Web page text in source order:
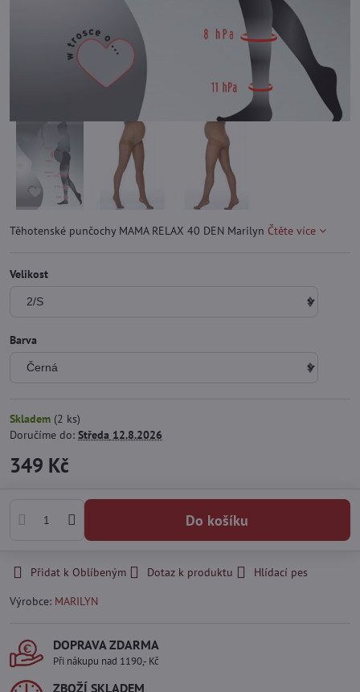
Těhotenské punčochy MAMA RELAX 40 DEN Marilyn Čtěte více
Velikost
Barva
Skladem (2 ks)
Doručíme do: Středa 12.8.2026
349 Kč
Do košíku
Přidat k Oblíbeným Dotaz k produktu
Hlídací pes
Výrobce: MARILYN
DOPRAVA ZDARMA
Při nákupu nad 1190,- Kč
ZBOŽÍ SKLADEM